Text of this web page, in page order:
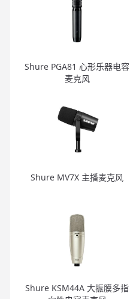
Shure PGA81 心形乐器电容
麦克风
Shure MV7X 主播麦克风
Shure KSM44A 大振膜多指